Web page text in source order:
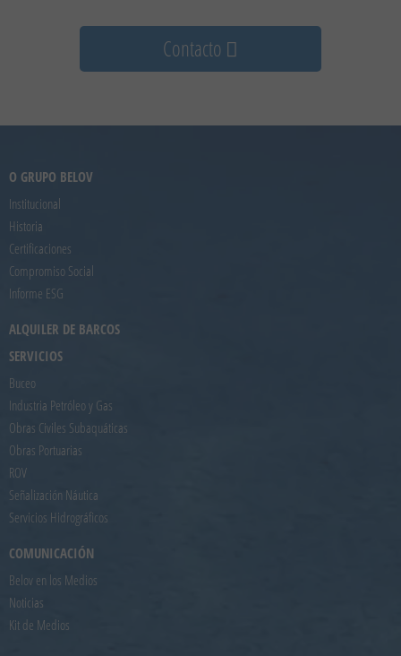
Contacto
O GRUPO BELOV
Institucional
Historia
Certificaciones
Compromiso Social
Informe ESG
ALQUILER DE BARCOS
SERVICIOS
Buceo
Industria Petróleo y Gas
Obras Civiles Subaquáticas
Obras Portuarias
ROV
Señalización Náutica
Servicios Hidrográficos
COMUNICACIÓN
Belov en los Medios
Noticias
Kit de Medios